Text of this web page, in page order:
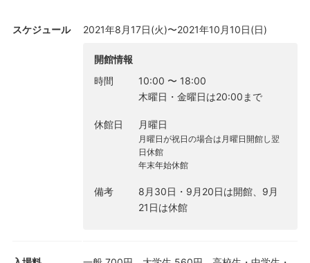
を、収蔵作品を中心とした過去の代表作品と組み合わせて紹介し
ます。単に時系列に沿って作品の変遷をたどるのではなく、新旧
の作品を有機的に配置することで、相互に共鳴する主題やモチー
フの連なりを、展示室内を回遊しながら巡る構成とします。
見ている枠組みを変え、別の枠組みで見直すことを指しており、
写真・映像によって故郷沖縄の風景を新たな視点でとらえなおし
見つめていくという、山城作品に通底する姿勢を象徴します。本
山城知佳子のミッドキャリア個展として、その作品世界を総覧す
るはじめての本格的な機会となります。
スケジュール 2021年8月17日(火)〜2021年10月10日(日)
開館情報
時間
10:00 〜 18:00
木曜日・金曜日は20:00まで
休館日 月曜日
月曜日が祝日の場合は月曜日開館し翌
日休館
年末年始休館
備考
8月30日・9月20日は開館、9月
21日は休館